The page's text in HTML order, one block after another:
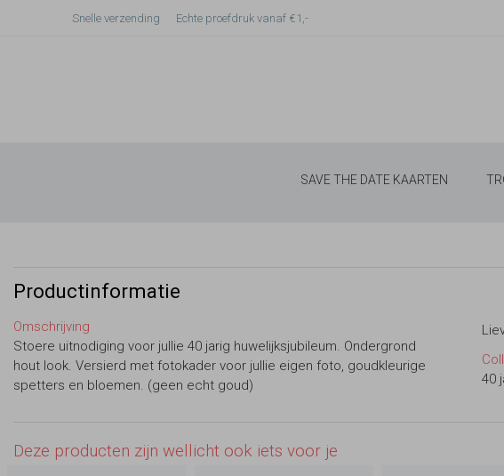
Snelle verzending Echte proefdruk vanaf €1,-
SAVE THE DATE KAARTEN
Productinformatie
Omschrijving
Stoere uitnodiging voor jullie 40 jarig huwelijksjubileum. Ondergrond
hout look. Versierd met fotokader voor jullie eigen foto, goudkleurige
spetters en bloemen. (geen echt goud)
40
Deze producten zijn wellicht ook iets voor je